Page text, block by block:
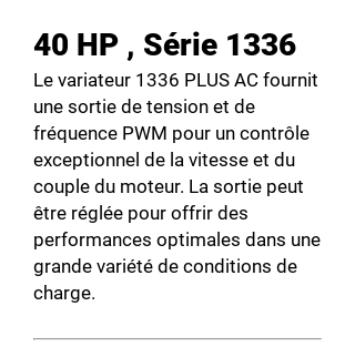
40 HP , Série 1336
Le variateur 1336 PLUS AC fournit
une sortie de tension et de
fréquence PWM pour un contrôle
exceptionnel de la vitesse et du
couple du moteur. La sortie peut
être réglée pour offrir des
performances optimales dans une
grande variété de conditions de
charge.